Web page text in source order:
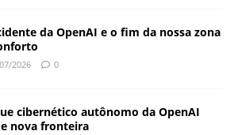
da OpenAI e o fim da nossa zona
2026 0
cibernético autônomo da OpenAI
nova fronteira